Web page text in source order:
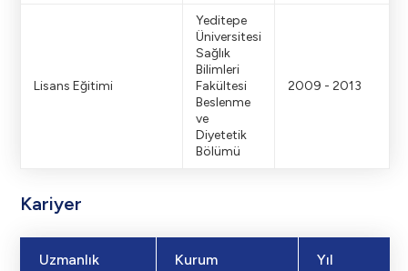
Lisans Eğitimi
Yeditepe
Üniversitesi
Sağlık
Bilimleri
Fakültesi
Beslenme
ve
Diyetetik
Bölümü
2009 - 2013
Kariyer
Uzmanlık Kurum Yıl